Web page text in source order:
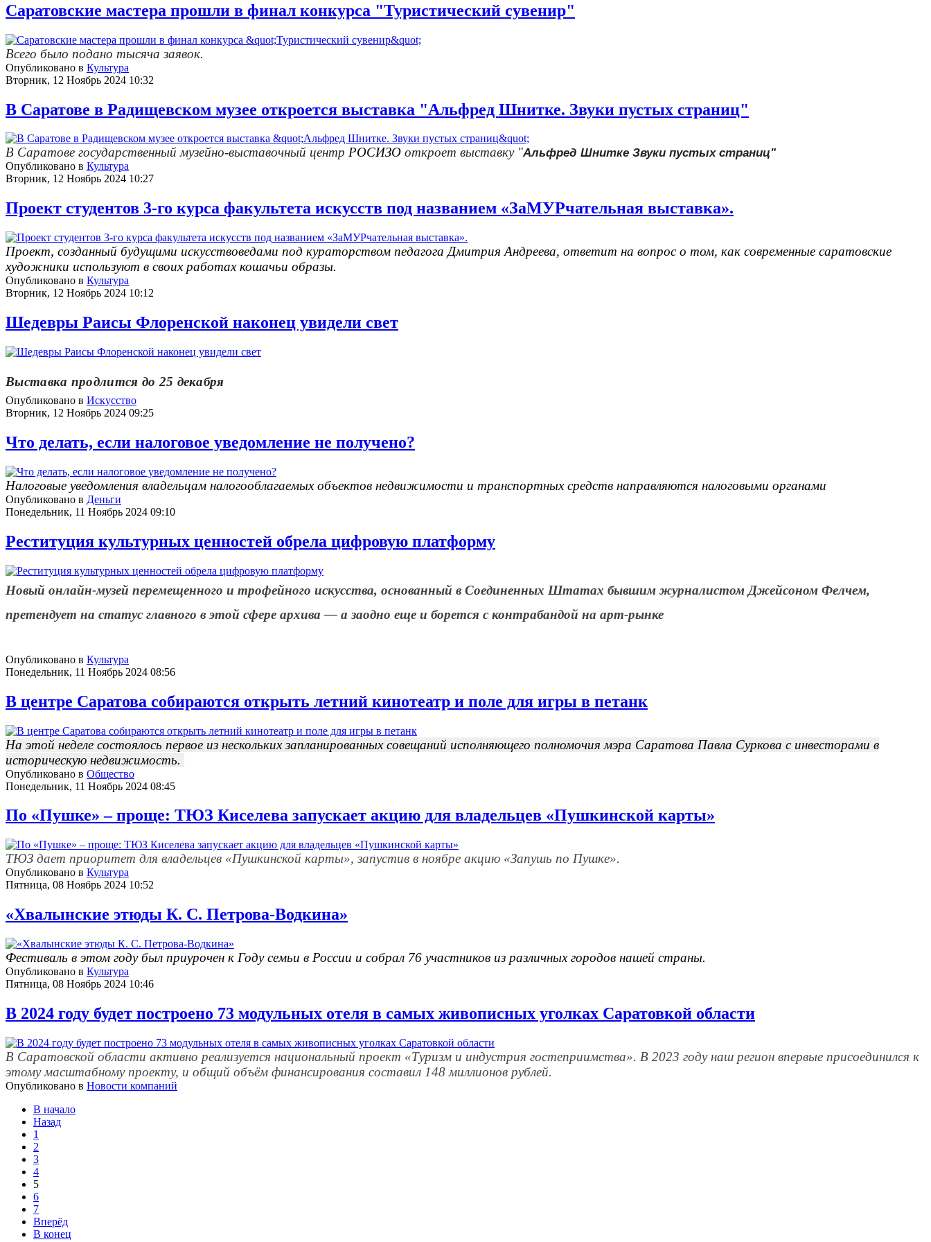
Саратовские мастера прошли в финал конкурса "Туристический сувенир"
Всего было подано тысяча заявок.
Опубликовано в Культура
Вторник, 12 Ноябрь 2024 10:32
В Саратове в Радищевском музее откроется выставка "Альфред Шнитке. Звуки пустых страниц"
В Саратове государственный музейно-выставочный центр РОСИЗО откроет выставку "Альфред Шнитке Звуки пустых страниц"
Опубликовано в Культура
Вторник, 12 Ноябрь 2024 10:27
Проект студентов 3-го курса факультета искусств под названием «ЗаМУРчательная выставка».
Проект, созданный будущими искусствоведами под кураторством педагога Дмитрия Андреева, ответит на вопрос о том, как современные саратовские
художники используют в своих работах кошачьи образы.
Опубликовано в Культура
Вторник, 12 Ноябрь 2024 10:12
Шедевры Раисы Флоренской наконец увидели свет
Выставка продлится до 25 декабря
Опубликовано в Искусство
Вторник, 12 Ноябрь 2024 09:25
Что делать, если налоговое уведомление не получено?
Налоговые уведомления владельцам налогооблагаемых объектов недвижимости и транспортных средств направляются налоговыми органами
Опубликовано в Деньги
Понедельник, 11 Ноябрь 2024 09:10
Реституция культурных ценностей обрела цифровую платформу
Новый онлайн-музей перемещенного и трофейного искусства, основанный в Соединенных Штатах бывшим журналистом Джейсоном Фелчем,
претендует на статус главного в этой сфере архива — а заодно еще и борется с контрабандой на арт-рынке
Опубликовано в Культура
Понедельник, 11 Ноябрь 2024 08:56
В центре Саратова собираются открыть летний кинотеатр и поле для игры в петанк
На этой неделе состоялось первое из нескольких запланированных совещаний исполняющего полномочия мэра Саратова Павла Суркова с инвесторами в
историческую недвижимость.
Опубликовано в Общество
Понедельник, 11 Ноябрь 2024 08:45
По «Пушке» – проще: ТЮЗ Киселева запускает акцию для владельцев «Пушкинской карты»
ТЮЗ дает приоритет для владельцев «Пушкинской карты», запустив в ноябре акцию «Запушь по Пушке».
Опубликовано в Культура
Пятница, 08 Ноябрь 2024 10:52
«Хвалынские этюды К. С. Петрова-Водкина»
Фестиваль в этом году был приурочен к Году семьи в России и собрал 76 участников из различных городов нашей страны.
Опубликовано в Культура
Пятница, 08 Ноябрь 2024 10:46
В 2024 году будет построено 73 модульных отеля в самых живописных уголках Саратовкой области
В Саратовской области активно реализуется национальный проект «Туризм и индустрия гостеприимства». В 2023 году наш регион впервые присоединился к
этому масштабному проекту, и общий объём финансирования составил 148 миллионов рублей.
Опубликовано в Новости компаний
В начало
Назад
1
2
3
4
5
6
7
Вперёд
В конец